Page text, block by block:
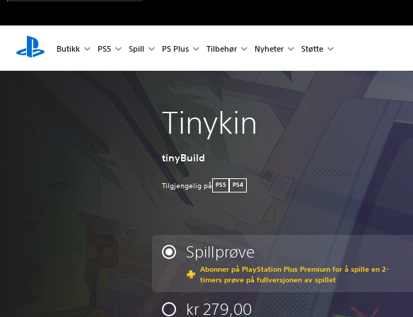
Butikk PS5 Spill PS Plus Tilbehør Nyheter Støtte
Tinykin
tinyBuild
Tilgjengelig på PS5 PS4
Spillprøve
Abonner på PlayStation Plus Premium for å spille en 2-
timers prøve på fullversjonen av spillet
kr 279,00